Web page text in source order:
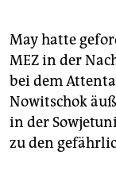
May hatte
MEZ in der
bei dem
Nowitschok
in der
zu den